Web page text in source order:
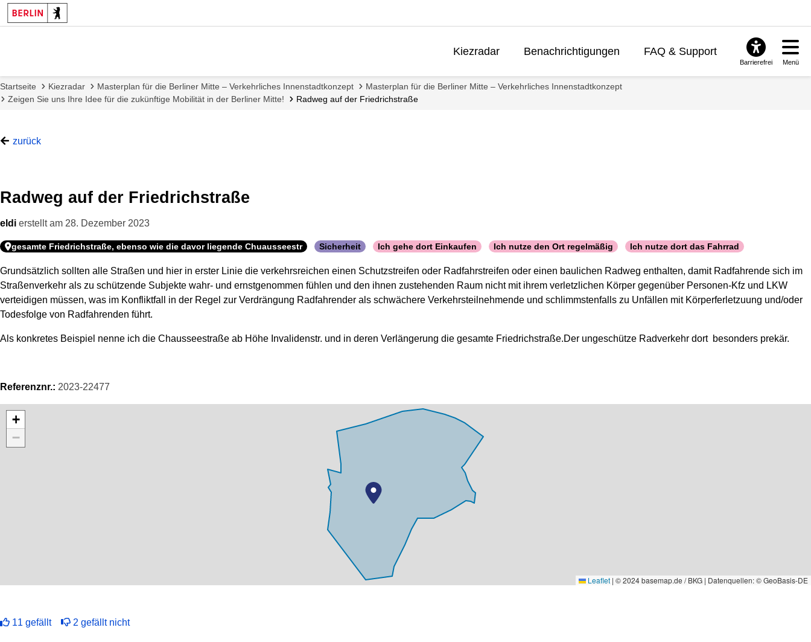
Kiezradar Benachrichtigungen FAQ & Support
Barrierefrei Menü
Startseite Kiezradar Masterplan für die Berliner Mitte – Verkehrliches Innenstadtkonzept
Masterplan für die Berliner Mitte – Verkehrliches Innenstadtkonzept
Zeigen Sie uns Ihre Idee für die zukünftige Mobilität in der Berliner Mitte!
Radweg auf der Friedrichstraße
zurück
Radweg auf der Friedrichstraße
eldi erstellt am 28. Dezember 2023
gesamte Friedrichstraße, ebenso wie die davor liegende Chuausseestr Sicherheit Ich gehe dort Einkaufen Ich nutze den Ort regelmäßig Ich nutze dort das Fahrrad
Grundsätzlich sollten alle Straßen und hier in erster Linie die verkehrsreichen einen Schutzstreifen oder Radfahrstreifen oder einen baulichen Radweg enthalten, damit Radfahrende sich im
Straßenverkehr als zu schützende Subjekte wahr- und ernstgenommen fühlen und den ihnen zustehenden Raum nicht mit ihrem verletzlichen Körper gegenüber Personen-Kfz und LKW
verteidigen müssen, was im Konfliktfall in der Regel zur Verdrängung Radfahrender als schwächere Verkehrsteilnehmende und schlimmstenfalls zu Unfällen mit Körperferletzuung und/oder
Todesfolge von Radfahrenden führt.
Als konkretes Beispiel nenne ich die Chausseestraße ab Höhe Invalidenstr. und in deren Verlängerung die gesamte Friedrichstraße.Der ungeschütze Radverkehr dort besonders prekär.
Referenznr.: 2023-22477
Karte überspringen
+
−
Leaflet | © 2024 basemap.de / BKG | Datenquellen: © GeoBasis-DE
11 gefällt 2 gefällt nicht